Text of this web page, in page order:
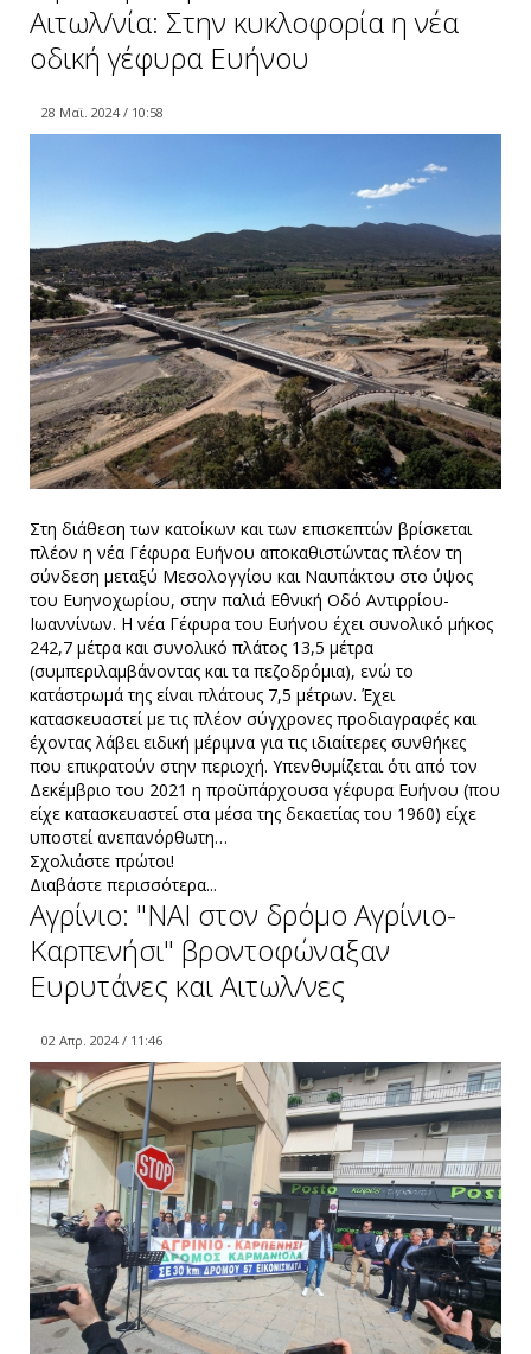
Αιτωλ/νία: Στην κυκλοφορία η νέα
οδική γέφυρα Ευήνου
28 Μαϊ. 2024 / 10:58
Στη διάθεση των κατοίκων και των επισκεπτών βρίσκεται
πλέον η νέα Γέφυρα Ευήνου αποκαθιστώντας πλέον τη
σύνδεση μεταξύ Μεσολογγίου και Ναυπάκτου στο ύψος
του Ευηνοχωρίου, στην παλιά Εθνική Οδό Αντιρρίου-
Ιωαννίνων. Η νέα Γέφυρα του Ευήνου έχει συνολικό μήκος
242,7 μέτρα και συνολικό πλάτος 13,5 μέτρα
(συμπεριλαμβάνοντας και τα πεζοδρόμια), ενώ το
κατάστρωμά της είναι πλάτους 7,5 μέτρων. Έχει
κατασκευαστεί με τις πλέον σύγχρονες προδιαγραφές και
έχοντας λάβει ειδική μέριμνα για τις ιδιαίτερες συνθήκες
που επικρατούν στην περιοχή. Υπενθυμίζεται ότι από τον
Δεκέμβριο του 2021 η προϋπάρχουσα γέφυρα Ευήνου (που
είχε κατασκευαστεί στα μέσα της δεκαετίας του 1960) είχε
υποστεί ανεπανόρθωτη…
Σχολιάστε πρώτοι!
Διαβάστε περισσότερα...
Αγρίνιο: "ΝΑΙ στον δρόμο Αγρίνιο-
Καρπενήσι" βροντοφώναξαν
Ευρυτάνες και Αιτωλ/νες
02 Απρ. 2024 / 11:46